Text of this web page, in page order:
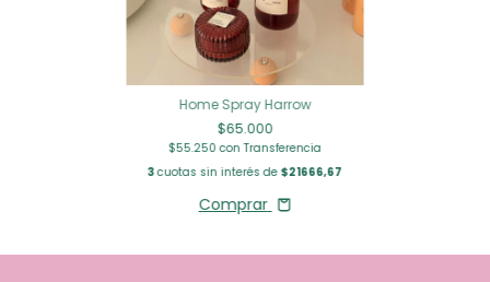
Home Spray Harrow
$65.000
$55.250con Transferencia
3cuotas sin interés de $21666,67
Comprar